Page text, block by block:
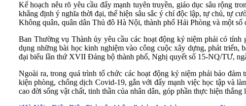
Kế hoạch nêu rõ yêu cầu đẩy mạnh tuyên truyền, giáo dục sâu rộng
khẳng định ý nghĩa thời đại, thể hiện sâu sắc ý chí độc lập, tự chủ, tự
Không quân, quân dân Thủ đô Hà Nội, thành phố Hải Phòng và một
Ban Thường vụ Thành ủy yêu cầu các hoạt động kỷ niệm phải có
dụng những bài học kinh nghiệm vào công cuộc xây dựng, phát
đại biểu lần thứ XVII Đảng bộ thành phố, Nghị quyết số 15-NQ/TƯ,
Ngoài ra, trong quá trình tổ chức các hoạt động kỷ niệm phải bảo
kiện phòng, chống dịch Covid-19, gắn với đẩy mạnh việc học tập và
cao đời sống vật chất, tinh thần của nhân dân, góp phần thực hiện